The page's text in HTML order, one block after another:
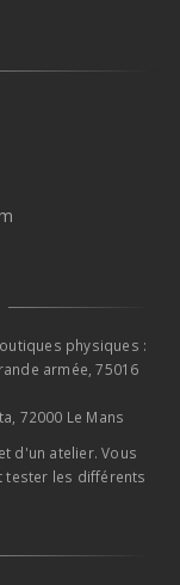
physiques :
armée, 75016
72000 Le Mans
d'un atelier. Vous
tester les différents